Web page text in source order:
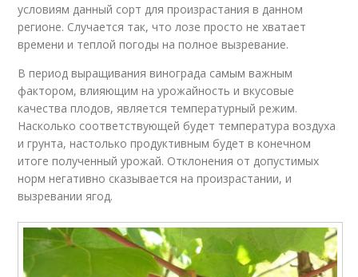
условиям данный сорт для произрастания в данном
регионе. Случается так, что лозе просто не хватает
времени и теплой погоды на полное вызревание.
В период выращивания винограда самым важным
фактором, влияющим на урожайность и вкусовые
качества плодов, является температурный режим.
Насколько соответствующей будет температура воздуха
и грунта, настолько продуктивным будет в конечном
итоге полученный урожай. Отклонения от допустимых
норм негативно сказывается на произрастании, и
вызревании ягод.